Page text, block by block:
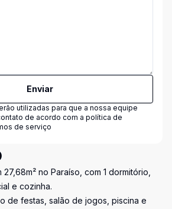
Enviar
utilizadas para que a nossa equipe
de acordo com a política de
de serviço
no Paraíso, com 1 dormitório,
e cozinha.
de festas, salão de jogos, piscina e